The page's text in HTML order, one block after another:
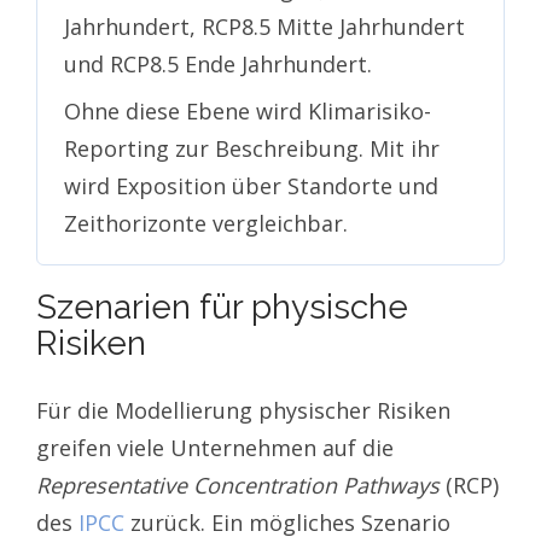
Jahrhundert, RCP8.5 Mitte Jahrhundert
und RCP8.5 Ende Jahrhundert.
Ohne diese Ebene wird Klimarisiko-
Reporting zur Beschreibung. Mit ihr
wird Exposition über Standorte und
Zeithorizonte vergleichbar.
Szenarien für physische
Risiken
Für die Modellierung physischer Risiken
greifen viele Unternehmen auf die
Representative Concentration Pathways(RCP)
des IPCC zurück. Ein mögliches Szenario